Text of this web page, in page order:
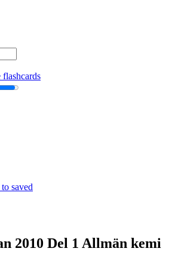
flashcards
saved
2010 Del 1 Allmän kemi